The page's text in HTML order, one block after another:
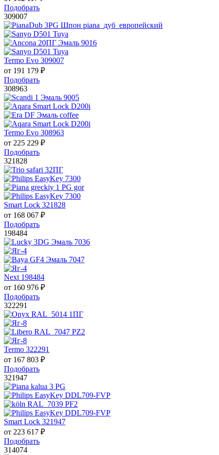
Подобрать
309007
Termo Evo 309007
от 191 179 ₽
Подобрать
308963
Termo Evo 308963
от 225 229 ₽
Подобрать
321828
Smart Lock 321828
от 168 067 ₽
Подобрать
198484
Next 198484
от 160 976 ₽
Подобрать
322291
Termo 322291
от 167 803 ₽
Подобрать
321947
Smart Lock 321947
от 223 617 ₽
Подобрать
314074